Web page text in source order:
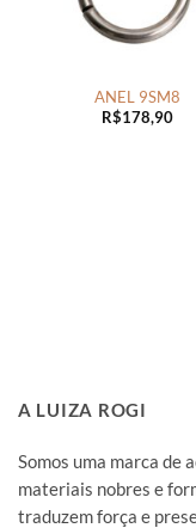
ANEL 9SM8
R$178,90
A LUIZA ROGI
Somos uma marca de
materiais nobres e
traduzem força e